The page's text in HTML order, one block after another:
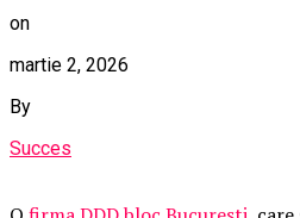
on
martie 2, 2026
By
Succes